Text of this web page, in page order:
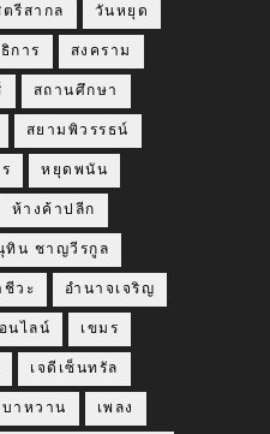
รีสากล วันหยุด
การ สงคราม
สถานศึกษา
สยามพิวรรธน์
หยุดพนัน
ห้างค้าปลีก
ทิน ชาญวีรกูล
ชีวะ อำนาจเจริญ
นไลน์ เขมร
เจดีเซ็นทรัล
บาหวาน เพลง